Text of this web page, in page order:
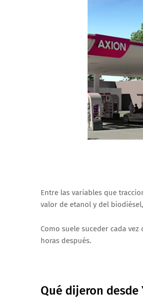
Entre las variables que
valor de etanol y del
Como suele suceder cada
horas después.
Qué dijeron desde